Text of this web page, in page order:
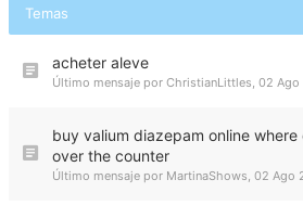
Temas
acheter aleve
Último mensaje por ChristianLittles, 02 Ago
buy valium diazepam online
over the counter
Último mensaje por MartinaShows, 02 Ago